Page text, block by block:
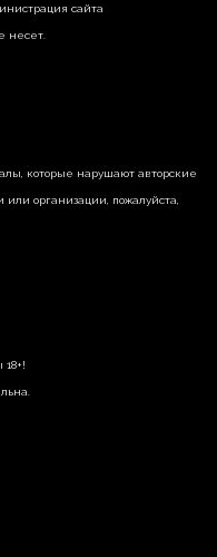
сайта
несет.
которые нарушают авторские
организации, пожалуйста,